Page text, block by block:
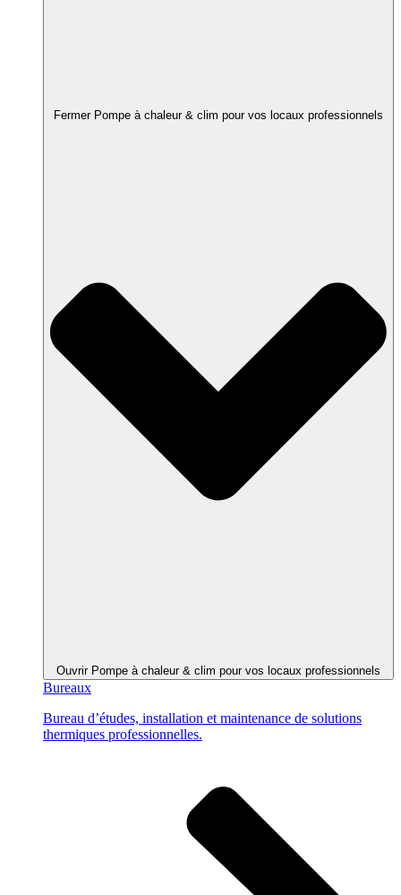
Fermer Pompe à chaleur & clim pour vos locaux professionnels
Ouvrir Pompe à chaleur & clim pour vos locaux professionnels
Bureaux
Bureau d’études, installation et maintenance de solutions
thermiques professionnelles.